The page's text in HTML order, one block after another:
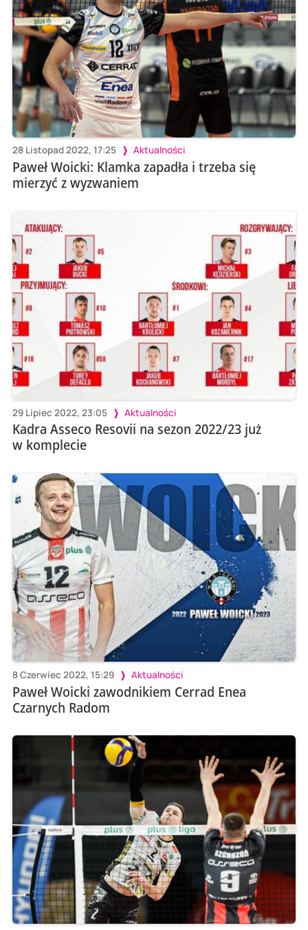
28 Listopad 2022, 17:25 Aktualności
Paweł Woicki: Klamka zapadła i trzeba się
mierzyć z wyzwaniem
29 Lipiec 2022, 23:05 Aktualności
Kadra Asseco Resovii na sezon 2022/23 już
w komplecie
8 Czerwiec 2022, 15:29 Aktualności
Paweł Woicki zawodnikiem Cerrad Enea
Czarnych Radom